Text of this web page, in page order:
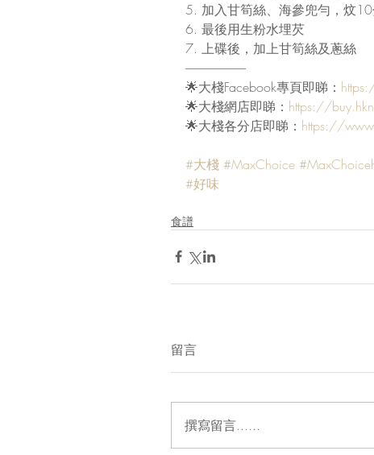
5. 加入甘筍絲、海參兜勻，炆
6. 最後用生粉水埋芡
7. 上碟後，加上甘筍絲及蔥絲
-------------------------
🌟大棧Facebook專頁即睇：
🌟大棧網店即睇： https://
🌟大棧各分店即睇： https://
#大棧 #MaxChoice
#好味
食譜
留言
撰寫留言......